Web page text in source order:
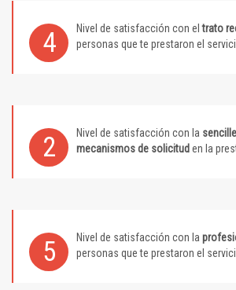
4 Nivel de satisfacción con eltrato
personas que te prestaron el
2 Nivel de satisfacción con la
mecanismos de solicitud en la
5 Nivel de satisfacción con la
personas que te prestaron el